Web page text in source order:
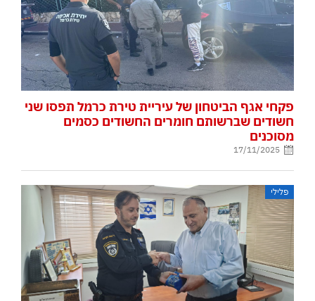
פקחי אגף הביטחון של עיריית טירת כרמל תפסו שני
חשודים שברשותם חומרים החשודים כסמים
מסוכנים
17/11/2025
פלילי